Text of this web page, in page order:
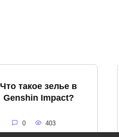
Что такое зелье в
Genshin Impact?
0 403